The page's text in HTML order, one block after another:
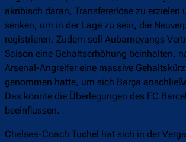
akribisch daran, Transfererlöse zu erzielen
senken, um in der Lage zu sein, die
registrieren. Zudem soll Aubameyangs
Saison eine Gehaltserhöhung beinhalten,
Arsenal-Angreifer eine massive
genommen hatte, um sich Barça
Das könnte die Überlegungen des FC
beeinflussen.
Chelsea-Coach Tuchel hat sich in der